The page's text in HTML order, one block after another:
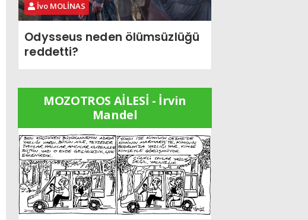
İvo MOLİNAS
Odysseus neden ölümsüzlüğü
reddetti?
MOZOTROS AİLESİ - İrvin
Mandel